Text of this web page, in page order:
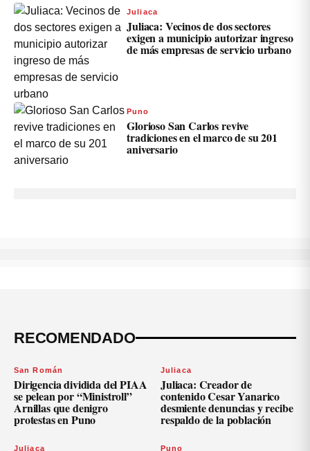
Juliaca
Juliaca: Vecinos de dos sectores
exigen a municipio autorizar ingreso
de más empresas de servicio urbano
Puno
Glorioso San Carlos revive
tradiciones en el marco de su 201
aniversario
RECOMENDADO
San Román
Dirigencia dividida del PIAA
se pelean por “Ministroll”
Arnillas que denigro
protestas en Puno
Juliaca
Juliaca: Creador de
contenido Cesar Yanarico
desmiente denuncias y recibe
respaldo de la población
Juliaca Puno